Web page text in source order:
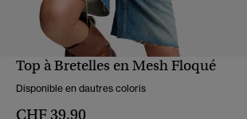
Top à Bretelles en Mesh Floqué
Disponible en dautres coloris
CHF 39,90